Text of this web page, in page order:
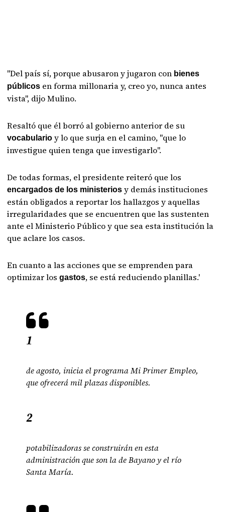
"Del país sí, porque abusaron y jugaron con bienes
públicos en forma millonaria y, creo yo, nunca antes
vista", dijo Mulino.
Resaltó que él borró al gobierno anterior de su
vocabularioy lo que surja en el camino, "que lo
investigue quien tenga que investigarlo".
De todas formas, el presidente reiteró que los
encargados de los ministerios y demás instituciones
están obligados a reportar los hallazgos y aquellas
irregularidades que se encuentren que las sustenten
ante el Ministerio Público y que sea esta institución la
que aclare los casos.
En cuanto a las acciones que se emprenden para
optimizar los gastos, se está reduciendo planillas.'
1
de agosto, inicia el programa Mi Primer Empleo,
que ofrecerá mil plazas disponibles.
2
potabilizadoras se construirán en esta
administración que son la de Bayano y el río
Santa María.